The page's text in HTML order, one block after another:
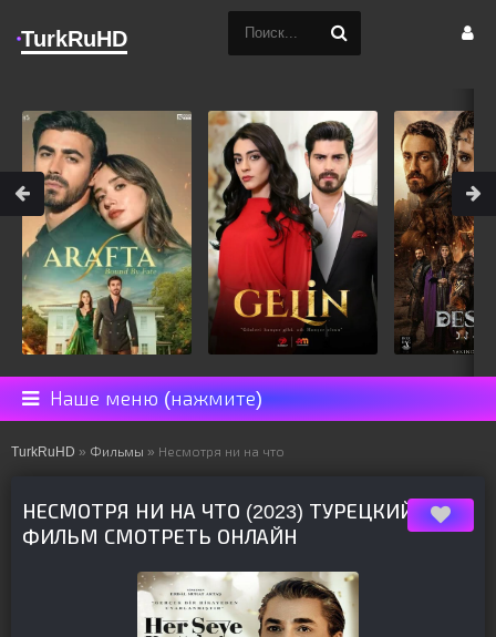
Наше меню (нажмите)
TurkRuHD » Фильмы » Несмотря ни на что
НЕСМОТРЯ НИ НА ЧТО (2023) ТУРЕЦКИЙ
ФИЛЬМ СМОТРЕТЬ ОНЛАЙН
TurkRuHD